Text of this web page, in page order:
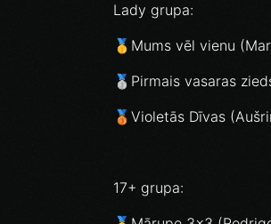
Lady grupa:
🥇Mums vēl vienu
🥈Pirmais vasaras
🥉Violetās Dīvas
17+ grupa: